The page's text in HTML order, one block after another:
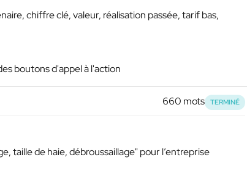
chiffre clé, valeur, réalisation passée, tarif bas,
boutons d'appel à l'action
660 mots TERMINÉ
taille de haie, débroussaillage" pour l’entreprise